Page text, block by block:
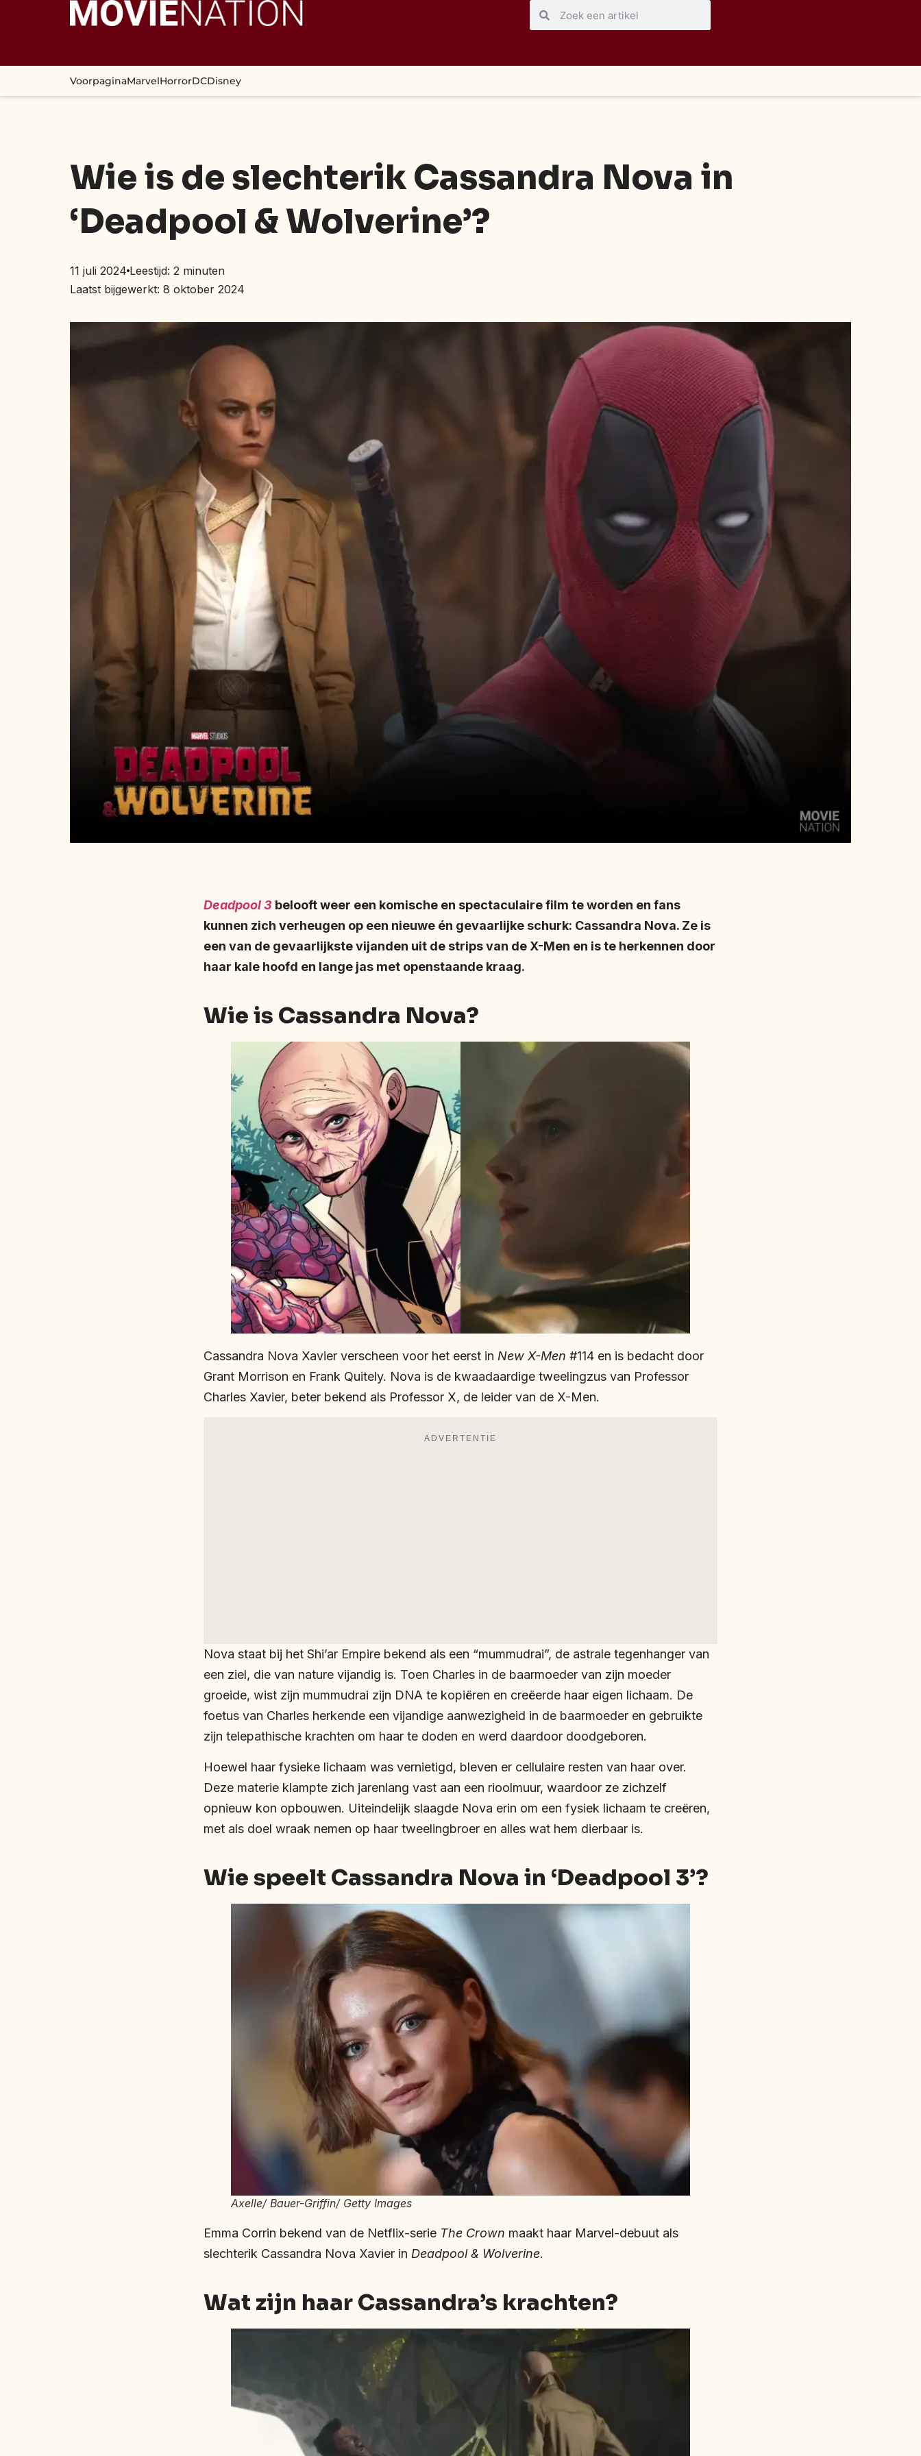
VoorpaginaMarvelHorrorDCDisney
Wie is de slechterik Cassandra Nova in
‘Deadpool & Wolverine’?
11 juli 2024 Leestijd: 2 minuten
Laatst bijgewerkt: 8 oktober 2024
Deadpool 3 belooft weer een komische en spectaculaire film te worden en fans
kunnen zich verheugen op een nieuwe én gevaarlijke schurk: Cassandra Nova. Ze is
een van de gevaarlijkste vijanden uit de strips van de X-Men en is te herkennen door
haar kale hoofd en lange jas met openstaande kraag.
Wie is Cassandra Nova?
Cassandra Nova Xavier verscheen voor het eerst in New X-Men #114 en is bedacht door
Grant Morrison en Frank Quitely. Nova is de kwaadaardige tweelingzus van Professor
Charles Xavier, beter bekend als Professor X, de leider van de X-Men.
ADVERTENTIE
Nova staat bij het Shi’ar Empire bekend als een “mummudrai”, de astrale tegenhanger van
een ziel, die van nature vijandig is. Toen Charles in de baarmoeder van zijn moeder
groeide, wist zijn mummudrai zijn DNA te kopiëren en creëerde haar eigen lichaam. De
foetus van Charles herkende een vijandige aanwezigheid in de baarmoeder en gebruikte
zijn telepathische krachten om haar te doden en werd daardoor doodgeboren.
Hoewel haar fysieke lichaam was vernietigd, bleven er cellulaire resten van haar over.
Deze materie klampte zich jarenlang vast aan een rioolmuur, waardoor ze zichzelf
opnieuw kon opbouwen. Uiteindelijk slaagde Nova erin om een fysiek lichaam te creëren,
met als doel wraak nemen op haar tweelingbroer en alles wat hem dierbaar is.
Wie speelt Cassandra Nova in ‘Deadpool 3’?
Axelle/ Bauer-Griffin/ Getty Images
Emma Corrin bekend van de Netflix-serie The Crown maakt haar Marvel-debuut als
slechterik Cassandra Nova Xavier in Deadpool & Wolverine.
Wat zijn haar Cassandra’s krachten?